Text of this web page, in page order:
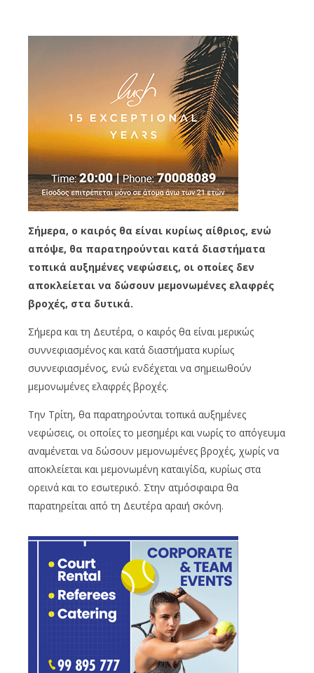
Σήμερα, ο καιρός θα είναι κυρίως αίθριος, ενώ
απόψε, θα παρατηρούνται κατά διαστήματα
τοπικά αυξημένες νεφώσεις, οι οποίες δεν
αποκλείεται να δώσουν μεμονωμένες ελαφρές
βροχές, στα δυτικά.
Σήμερα και τη Δευτέρα, ο καιρός θα είναι μερικώς
συννεφιασμένος και κατά διαστήματα κυρίως
συννεφιασμένος, ενώ ενδέχεται να σημειωθούν
μεμονωμένες ελαφρές βροχές.
Την Τρίτη, θα παρατηρούνται τοπικά αυξημένες
νεφώσεις, οι οποίες το μεσημέρι και νωρίς το απόγευμα
αναμένεται να δώσουν μεμονωμένες βροχές, χωρίς να
αποκλείεται και μεμονωμένη καταιγίδα, κυρίως στα
ορεινά και το εσωτερικό. Στην ατμόσφαιρα θα
παρατηρείται από τη Δευτέρα αραιή σκόνη.